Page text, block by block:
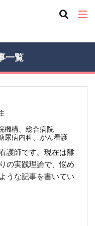
一覧
機構、総合病院
尿病内科、がん看護
護師です。現在は離
の実践理論で、悩め
うな記事を書いてい